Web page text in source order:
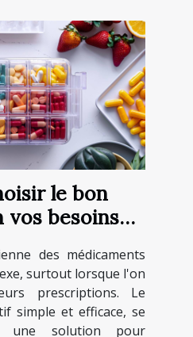
le bon
vos besoins
des médicaments
surtout lorsque l'on
prescriptions. Le
simple et efficace, se
une solution pour